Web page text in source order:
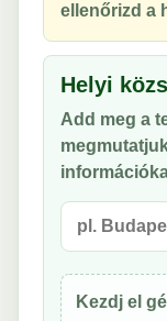
ellenőrizd a
Helyi
Add meg a
Kezdj el